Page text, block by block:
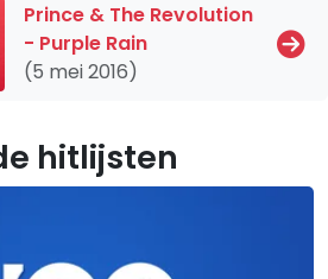
Prince & The Revolution
- Purple Rain
(5 mei 2016)
hitlijsten